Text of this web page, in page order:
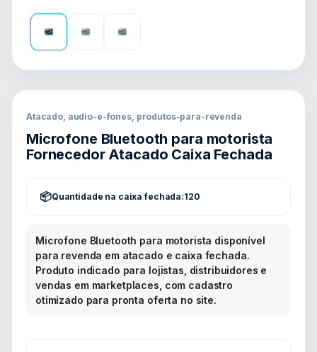
Atacado, audio-e-fones, produtos-para-revenda
Microfone Bluetooth para motorista
Fornecedor Atacado Caixa Fechada
Quantidade na caixa fechada:120
Microfone Bluetooth para motorista disponível
para revenda em atacado e caixa fechada.
Produto indicado para lojistas, distribuidores e
vendas em marketplaces, com cadastro
otimizado para pronta oferta no site.